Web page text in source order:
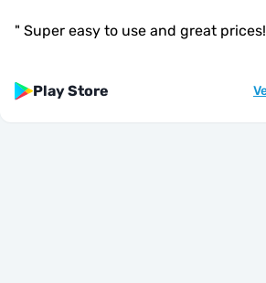
" Super easy to use and great prices!
Play Store